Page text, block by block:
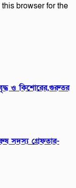
browser for the
বৃদ্ধ ও কিশোরের,গুরুতর
সদস্য গ্রেফতার-